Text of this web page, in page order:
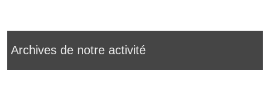
Archives de notre activité